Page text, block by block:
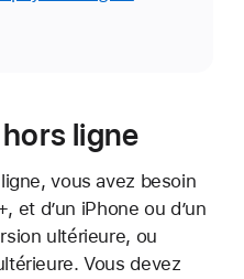
ligne
vous avez besoin
et d’un iPhone ou d’un
ultérieure, ou
Vous devez